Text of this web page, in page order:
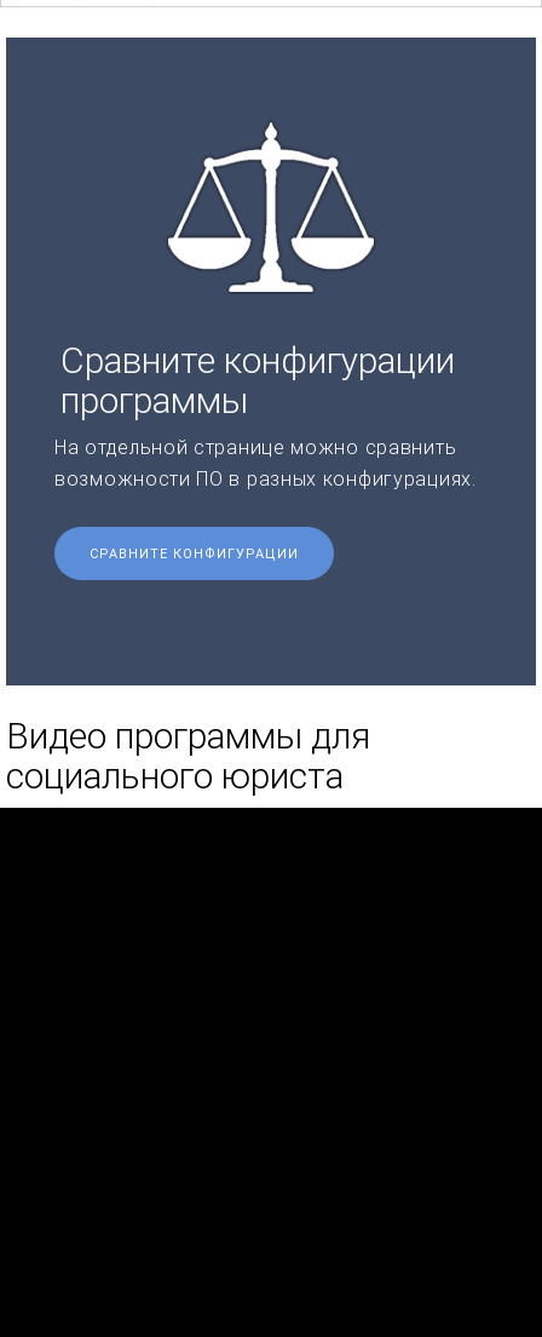
Сравните конфигурации
программы
На отдельной странице можно сравнить
возможности ПО в разных конфигурациях.
СРАВНИТЕ КОНФИГУРАЦИИ
Видео программы для
социального юриста